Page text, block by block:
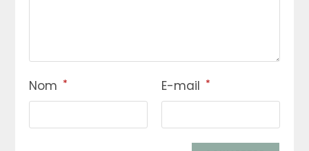
Nom * E-mail *